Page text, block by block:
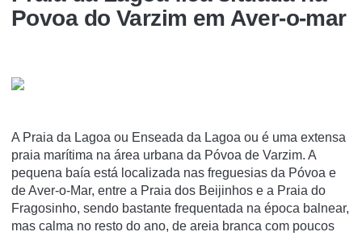
Povoa do Varzim em Aver-o-mar
A Praia da Lagoa ou Enseada da Lagoa ou é uma extensa
praia marí­tima na área urbana da Póvoa de Varzim. A
pequena baí­a está localizada nas freguesias da Póvoa e
de Aver-o-Mar, entre a Praia dos Beijinhos e a Praia do
Fragosinho, sendo bastante frequentada na época balnear,
mas calma no resto do ano, de areia branca com poucos